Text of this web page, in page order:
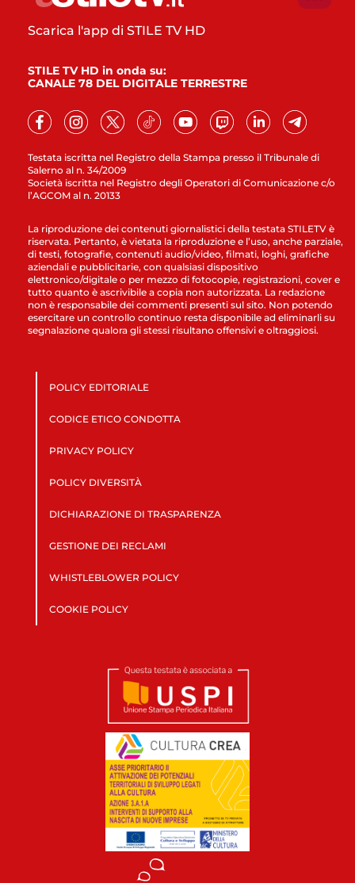
Testata iscritta nel Registro della Stampa presso il Tribunale di
Salerno al n. 34/2009
Società iscritta nel Registro degli Operatori di Comunicazione c/o
l’AGCOM al n. 20133
Scarica l'app di STILE TV HD
STILE TV HD in onda su:
CANALE 78 DEL DIGITALE TERRESTRE
La riproduzione dei contenuti giornalistici della testata STILETV è
riservata. Pertanto, è vietata la riproduzione e l’uso, anche parziale,
di testi, fotografie, contenuti audio/video, filmati, loghi, grafiche
aziendali e pubblicitarie, con qualsiasi dispositivo
elettronico/digitale o per mezzo di fotocopie, registrazioni, cover e
tutto quanto è ascrivibile a copia non autorizzata. La redazione
non è responsabile dei commenti presenti sul sito. Non potendo
esercitare un controllo continuo resta disponibile ad eliminarli su
segnalazione qualora gli stessi risultano offensivi e oltraggiosi.
POLICY EDITORIALE
CODICE ETICO CONDOTTA
PRIVACY POLICY
POLICY DIVERSITÀ
DICHIARAZIONE DI TRASPARENZA
GESTIONE DEI RECLAMI
WHISTLEBLOWER POLICY
COOKIE POLICY